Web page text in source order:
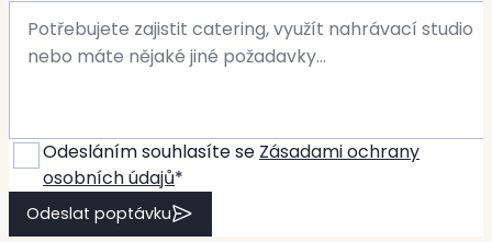
Odesláním souhlasíte se Zásadami ochrany
osobních údajů*
Odeslat poptávku